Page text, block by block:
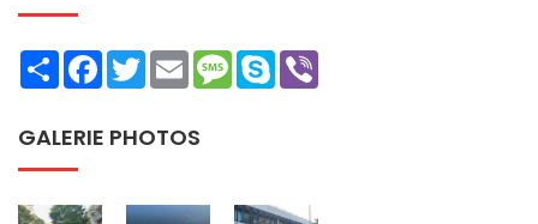
ShareFacebookTwitterEmailMessage
Skype
GALERIE PHOTOS